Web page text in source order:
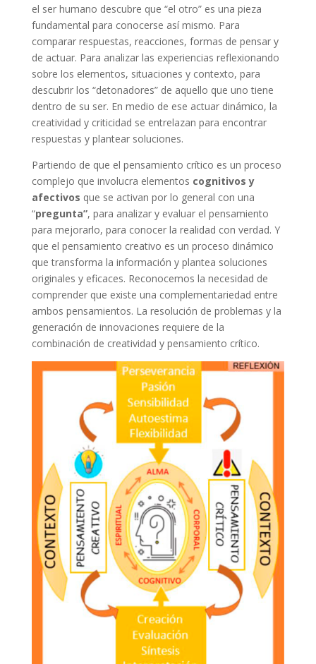
el ser humano descubre que “el otro” es una pieza
fundamental para conocerse así mismo. Para
comparar respuestas, reacciones, formas de pensar y
de actuar. Para analizar las experiencias reflexionando
sobre los elementos, situaciones y contexto, para
descubrir los “detonadores” de aquello que uno tiene
dentro de su ser. En medio de ese actuar dinámico, la
creatividad y criticidad se entrelazan para encontrar
respuestas y plantear soluciones.
Partiendo de que el pensamiento crítico es un proceso
complejo que involucra elementos cognitivos y
afectivos que se activan por lo general con una
“pregunta”, para analizar y evaluar el pensamiento
para mejorarlo, para conocer la realidad con verdad. Y
que el pensamiento creativo es un proceso dinámico
que transforma la información y plantea soluciones
originales y eficaces. Reconocemos la necesidad de
comprender que existe una complementariedad entre
ambos pensamientos. La resolución de problemas y la
generación de innovaciones requiere de la
combinación de creatividad y pensamiento crítico.